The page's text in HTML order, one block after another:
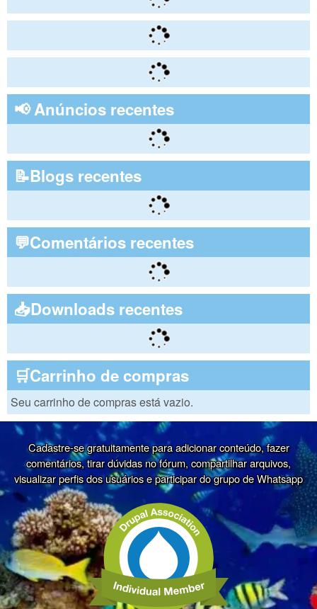
📢 Anúncios recentes
📝Blogs recentes
💬Comentários recentes
📥Downloads recentes
🛒Carrinho de compras
Seu carrinho de compras está vazio.
Cadastre-se gratuitamente para adicionar conteúdo, fazer
comentários, tirar dúvidas no fórum, compartilhar arquivos,
visualizar perfis dos usuários e participar do grupo de Whatsapp